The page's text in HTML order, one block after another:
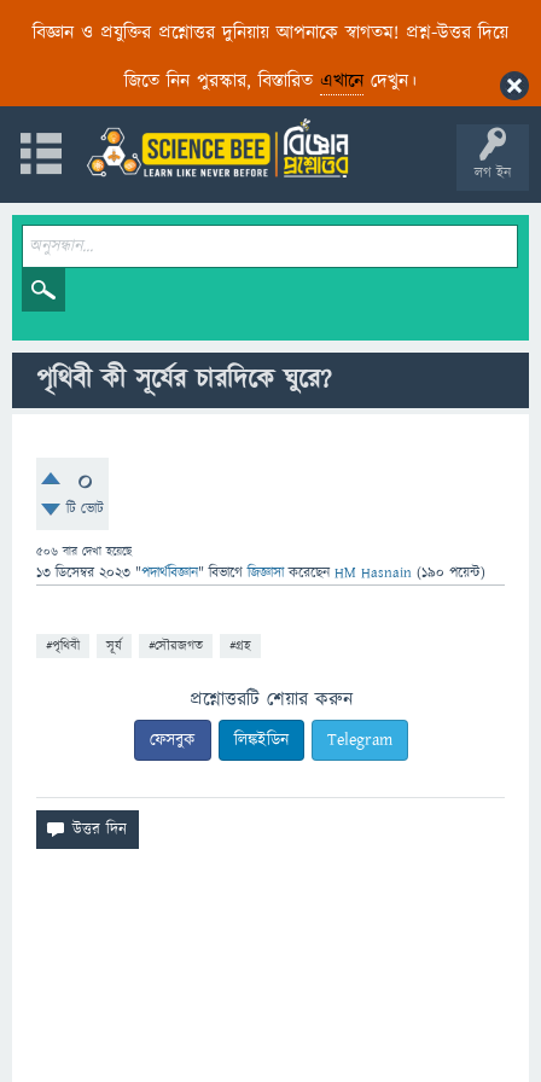
বিজ্ঞান ও প্রযুক্তির প্রশ্নোত্তর দুনিয়ায় আপনাকে স্বাগতম! প্রশ্ন-উত্তর দিয়ে
জিতে নিন পুরস্কার, বিস্তারিত এখানেদেখুন।
লগ ইন
পৃথিবী কী সূর্যের চারদিকে ঘুরে?
0
টি ভোট
506 বার দেখা হয়েছে
13 ডিসেম্বর 2023 "পদার্থবিজ্ঞান" বিভাগে জিজ্ঞাসাকরেছেনHM Hasnain (190 পয়েন্ট)
#পৃথিবী সূর্য #সৌরজগত #গ্রহ
প্রশ্নোত্তরটি শেয়ার করুন
ফেসবুক লিঙ্কইডিন Telegram